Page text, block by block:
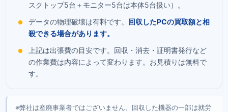
スクトップ5台＋モニター5台は本体5台扱い）。
データの物理破壊は有料です。 回収したPCの買取額と相
殺できる場合があります。
上記は出張費の目安です。回収・消去・証明書発行など
の作業費は内容によって変わります。お見積りは無料で
す。
※弊社は産廃事業者ではございません。回収した機器の一部は就労